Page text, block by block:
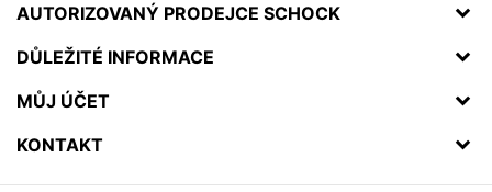
AUTORIZOVANÝ PRODEJCE SCHOCK
DŮLEŽITÉ INFORMACE
MŮJ ÚČET
KONTAKT